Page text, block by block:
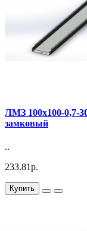
ЛМЗ 100х100-0,7-
замковый
..
233.81р.
Купить